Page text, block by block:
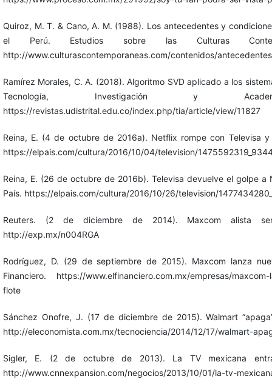
Quiroz, M. T. & Cano, A. M. (1988). Los antecedentes y
el Perú. Estudios sobre las Culturas
http://www.culturascontemporaneas.com/contenidos/
Ramírez Morales, C. A. (2018). Algoritmo SVD aplicado a los
Tecnología, Investigación y
https://revistas.udistrital.edu.co/index.php/tia/article/view/11827
Reina, E. (4 de octubre de 2016a). Netflix rompe con Televisa
https://elpais.com/cultura/2016/10/04/television/
Reina, E. (26 de octubre de 2016b). Televisa devuelve el golpe a
País. https://elpais.com/cultura/2016/10/26/television/
Reuters. (2 de diciembre de 2014). Maxcom alista
http://exp.mx/n004RGA
Rodríguez, D. (29 de septiembre de 2015). Maxcom lanza
Financiero. https://www.elfinanciero.com.mx/empresas/
flote
Sánchez Onofre, J. (17 de diciembre de 2015). Walmart
http://eleconomista.com.mx/tecnociencia/2014/12/17/walmart-
Sigler, E. (2 de octubre de 2013). La TV mexicana entra
http://www.cnnexpansion.com/negocios/2013/10/01/la-tv-